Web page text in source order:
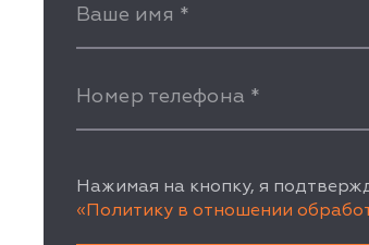
Ваше имя *
Номер телефона *
Нажимая на кнопку, я
«Политику в отношении